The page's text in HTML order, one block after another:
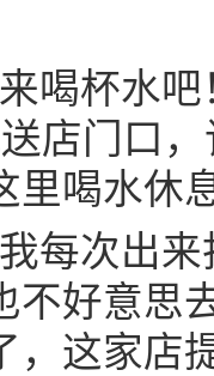
喝杯水
店门口
里喝水休
每次出
不好意思
，这家店